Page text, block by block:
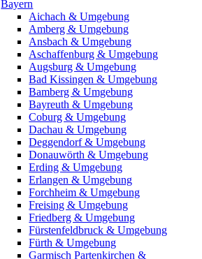
Bayern
Aichach & Umgebung
Amberg & Umgebung
Ansbach & Umgebung
Aschaffenburg & Umgebung
Augsburg & Umgebung
Bad Kissingen & Umgebung
Bamberg & Umgebung
Bayreuth & Umgebung
Coburg & Umgebung
Dachau & Umgebung
Deggendorf & Umgebung
Donauwörth & Umgebung
Erding & Umgebung
Erlangen & Umgebung
Forchheim & Umgebung
Freising & Umgebung
Friedberg & Umgebung
Fürstenfeldbruck & Umgebung
Fürth & Umgebung
Garmisch Partenkirchen &